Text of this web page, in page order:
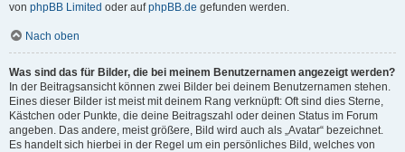
von phpBB Limited oder aufphpBB.de gefunden werden.
Nach oben
Was sind das für Bilder, die bei meinem Benutzernamen angezeigt werden?
In der Beitragsansicht können zwei Bilder bei deinem Benutzernamen stehen.
Eines dieser Bilder ist meist mit deinem Rang verknüpft: Oft sind dies Sterne,
Kästchen oder Punkte, die deine Beitragszahl oder deinen Status im Forum
angeben. Das andere, meist größere, Bild wird auch als „Avatar“ bezeichnet.
Es handelt sich hierbei in der Regel um ein persönliches Bild, welches von